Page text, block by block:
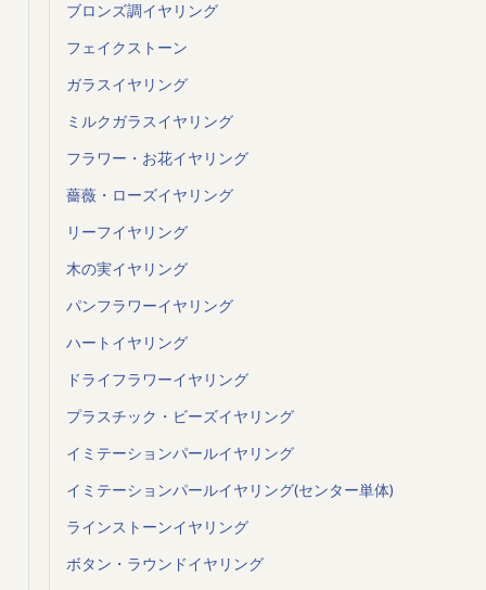
ブロンズ調イヤリング
フェイクストーン
ガラスイヤリング
ミルクガラスイヤリング
フラワー・お花イヤリング
薔薇・ローズイヤリング
リーフイヤリング
木の実イヤリング
パンフラワーイヤリング
ハートイヤリング
ドライフラワーイヤリング
プラスチック・ビーズイヤリング
イミテーションパールイヤリング
イミテーションパールイヤリング(センター単体)
ラインストーンイヤリング
ボタン・ラウンドイヤリング